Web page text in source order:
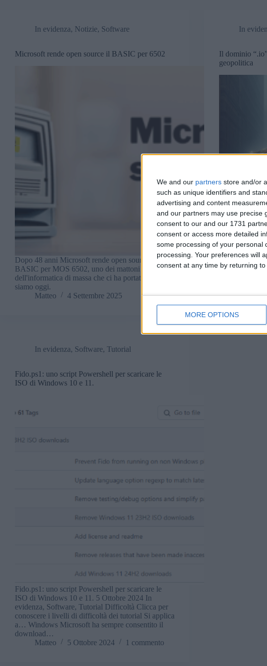
We and our partners store and/or
such as unique identifiers and
advertising and content
and our partners may use precise
consent to our and our 1731
consent or access more detailed
some processing of your personal
processing. Your preferences will
consent at any time by returning
MORE OPTIONS
In evidenza, Notizie, Software
Microsoft rende open source il BASIC per 6502
Dopo 48 anni Microsoft rende open source il
BASIC per MOS 6502, uno dei mattoni fondanti
dell'informatica di massa che ci ha portato dove
siamo oggi.
Matteo
4 Settembre 2025
In
Il dominio
geopolitica
Nel giro di
Matteo
In evidenza, Software, Tutorial
Fido.ps1: uno script Powershell per scaricare le
ISO di Windows 10 e 11.
Fido.ps1: uno script Powershell per scaricare le
ISO di Windows 10 e 11. 5 Ottobre 2024 In
evidenza, Software, Tutorial Difficoltà Clicca per
conoscere i livelli di difficoltà dei tutorial Si applica
a… Windows Microsoft ha sempre consentito il
download…
Matteo
5 Ottobre 2024 1 commento